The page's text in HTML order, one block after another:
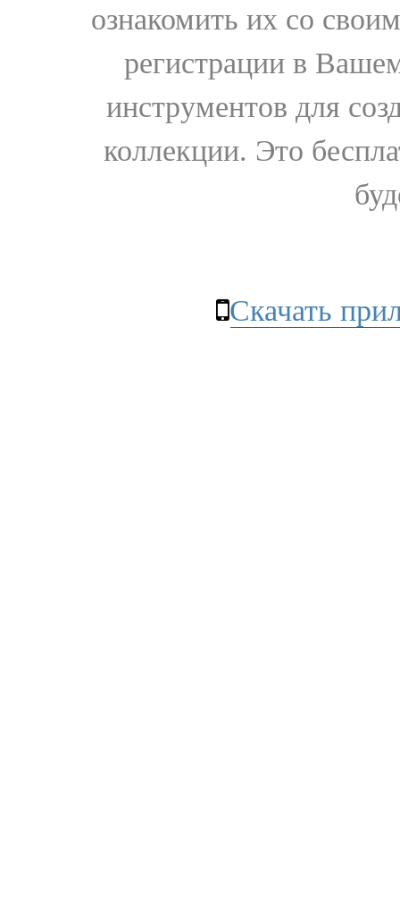
ознакомить их со
регистрации в
инструментов для
коллекции. Это
Скачать